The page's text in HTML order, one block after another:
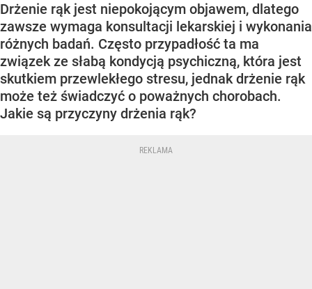
Drżenie rąk jest niepokojącym objawem, dlatego
zawsze wymaga konsultacji lekarskiej i wykonania
różnych badań. Często przypadłość ta ma
związek ze słabą kondycją psychiczną, która jest
skutkiem przewlekłego stresu, jednak drżenie rąk
może też świadczyć o poważnych chorobach.
Jakie są przyczyny drżenia rąk?